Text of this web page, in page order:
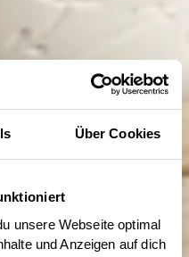
Über Cookies
unsere Webseite optimal
und Anzeigen auf dich